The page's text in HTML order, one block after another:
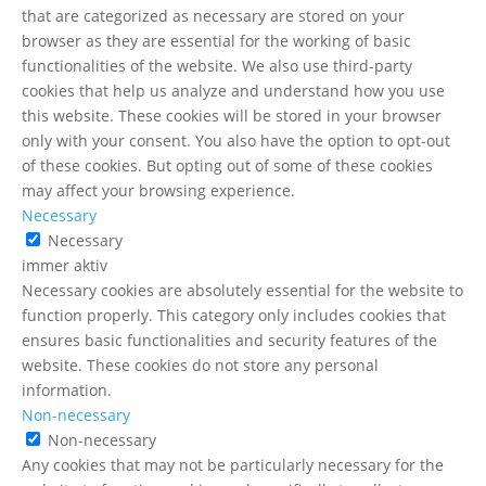
that are categorized as necessary are stored on your
browser as they are essential for the working of basic
functionalities of the website. We also use third-party
cookies that help us analyze and understand how you use
this website. These cookies will be stored in your browser
only with your consent. You also have the option to opt-out
of these cookies. But opting out of some of these cookies
may affect your browsing experience.
Necessary
Necessary
immer aktiv
Necessary cookies are absolutely essential for the website to
function properly. This category only includes cookies that
ensures basic functionalities and security features of the
website. These cookies do not store any personal
information.
Non-necessary
Non-necessary
Any cookies that may not be particularly necessary for the